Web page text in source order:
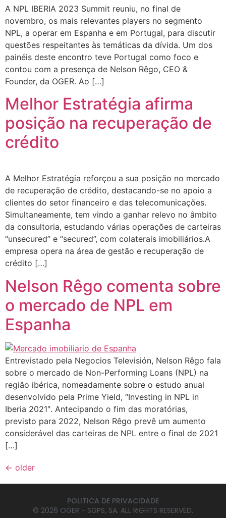
A NPL IBERIA 2023 Summit reuniu, no final de
novembro, os mais relevantes players no segmento
NPL, a operar em Espanha e em Portugal, para discutir
questões respeitantes às temáticas da dívida. Um dos
painéis deste encontro teve Portugal como foco e
contou com a presença de Nelson Rêgo, CEO &
Founder, da OGER. Ao […]
Melhor Estratégia afirma
posição na recuperação de
crédito
A Melhor Estratégia reforçou a sua posição no mercado
de recuperação de crédito, destacando-se no apoio a
clientes do setor financeiro e das telecomunicações.
Simultaneamente, tem vindo a ganhar relevo no âmbito
da consultoria, estudando várias operações de carteiras
“unsecured” e “secured”, com colaterais imobiliários.A
empresa opera na área de gestão e recuperação de
crédito […]
Nelson Rêgo comenta sobre
o mercado de NPL em
Espanha
Entrevistado pela Negocios Televisión, Nelson Rêgo fala
sobre o mercado de Non-Performing Loans (NPL) na
região ibérica, nomeadamente sobre o estudo anual
desenvolvido pela Prime Yield, “Investing in NPL in
Iberia 2021″. Antecipando o fim das moratórias,
previsto para 2022, Nelson Rêgo prevê um aumento
considerável das carteiras de NPL entre o final de 2021
[…]
← older
© 2026 OGER - SGPS, SA. ALL RIGHTS RESERVED.
POLITICA DE PRIVACIDADE